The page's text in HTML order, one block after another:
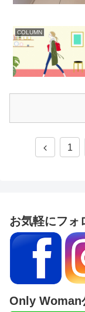
COLUMN
1
お気軽にフォ
Only Woman